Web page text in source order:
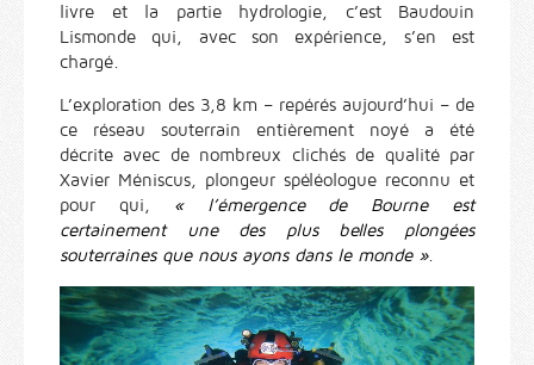
livre et la partie hydrologie, c’est Baudouin
Lismonde qui, avec son expérience, s’en est
chargé.
L’exploration des 3,8 km – repérés aujourd’hui – de
ce réseau souterrain entièrement noyé a été
décrite avec de nombreux clichés de qualité par
Xavier Méniscus, plongeur spéléologue reconnu et
pour qui, « l’émergence de Bourne est
certainement une des plus belles plongées
souterraines que nous ayons dans le monde ».